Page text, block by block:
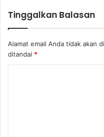
Tinggalkan Balasan
Alamat email Anda tidak akan
ditandai *